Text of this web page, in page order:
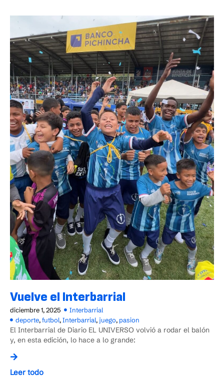
Vuelve el Interbarrial
diciembre 1, 2025
Interbarrial
deporte,futbol,Interbarrial, juego, pasion
El Interbarrial de Diario EL UNIVERSO volvió a rodar el balón
y, en esta edición, lo hace a lo grande:
Leer todo